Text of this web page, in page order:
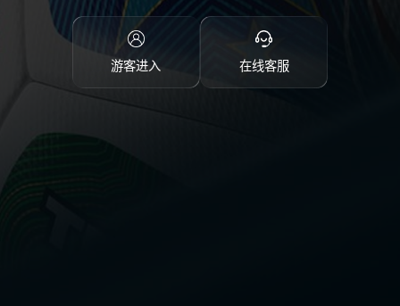
游客进入 在线客服